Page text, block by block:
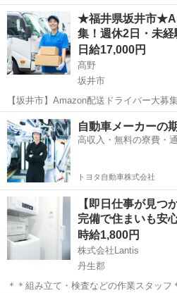
「今の生活を抜け出して、すぐにでも新
なたの願い、ここで叶えませんか？🤝✨ 全国2万件以上の圧倒的な求人
数の中から、あ...
福井 福井市 新疋田駅 工場
★福井県坂井市
集！週休2日・未
日給17,000円
髙野
坂井市
【坂井市】Amazon配送ドライバー大募
OK☆ 「稼げる仕事」をお探しならココ！☆ Amazonの軽貨物配送ド
ライバーを募集します！普通免許があれ
不問♪ 未経験の方も...
福井 坂井市 ドライバー
自動車メーカーの
高収入・無料の寮費・
トヨタ自動車株式会社
【即日仕事が見
完備で住まいも安
時給1,800円
株式会社Lantis
丹生郡
＊＊組み立て・検査などの作業スタッフ＊＊ --- Point1 --- 未経